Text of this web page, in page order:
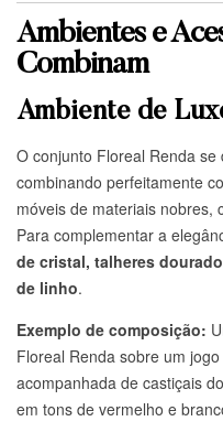
Ambientes e
Combinam
Ambiente de
O conjunto Floreal Renda se
combinando perfeitamente
móveis de materiais nobres,
Para complementar a
de cristal, talheres
de linho.
Exemplo de composição:
Floreal Renda sobre um
acompanhada de castiçais
em tons de vermelho e